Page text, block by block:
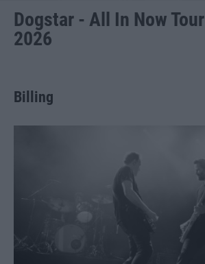
Dogstar - All In Now Tour
2026
Billing